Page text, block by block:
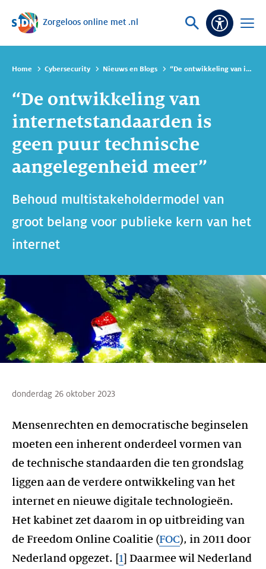
Sla navigatie over
Zorgeloos online met .nl
Vraag
Open
Home Cybersecurity Nieuws en Blogs “De ontwikkeling van internetstandaarden is geen puur technische aangelegenheid meer”
“De ontwikkeling van
internetstandaarden is
geen puur technische
aangelegenheid meer”
Behoud multistakeholdermodel van
groot belang voor publieke kern van het
internet
donderdag 26 oktober 2023
Mensenrechten en democratische beginselen
moeten een inherent onderdeel vormen van
de technische standaarden die ten grondslag
liggen aan de verdere ontwikkeling van het
internet en nieuwe digitale technologieën.
Het kabinet zet daarom in op uitbreiding van
de Freedom Online Coalitie (FOC), in 2011 door
Nederland opgezet. [1] Daarmee wil Nederland